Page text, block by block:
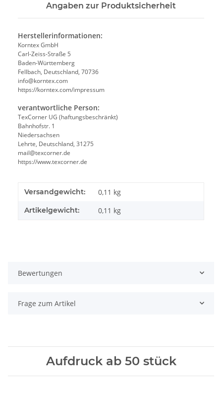
Angaben zur Produktsicherheit
Herstellerinformationen:
Korntex GmbH
Carl-Zeiss-Straße 5
Baden-Württemberg
Fellbach, Deutschland, 70736
info@korntex.com
https://korntex.com/impressum
verantwortliche Person:
TexCorner UG (haftungsbeschränkt)
Bahnhofstr. 1
Niedersachsen
Lehrte, Deutschland, 31275
mail@texcorner.de
https://www.texcorner.de
Versandgewicht: 0,11 kg
Artikelgewicht: 0,11 kg
Bewertungen
Frage zum Artikel
Aufdruck ab 50 stück